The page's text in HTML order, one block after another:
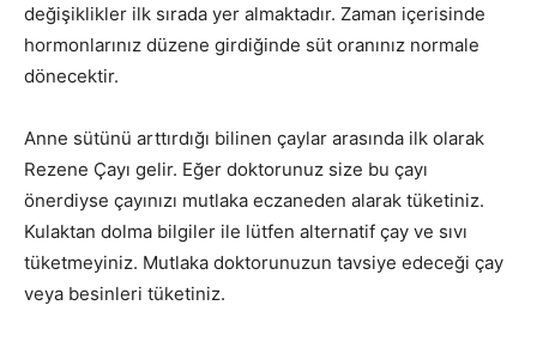
değişiklikler ilk sırada yer almaktadır. Zaman içerisinde
hormonlarınız düzene girdiğinde süt oranınız normale
dönecektir.
Anne sütünü arttırdığı bilinen çaylar arasında ilk olarak
Rezene Çayı gelir. Eğer doktorunuz size bu çayı
önerdiyse çayınızı mutlaka eczaneden alarak tüketiniz.
Kulaktan dolma bilgiler ile lütfen alternatif çay ve sıvı
tüketmeyiniz. Mutlaka doktorunuzun tavsiye edeceği çay
veya besinleri tüketiniz.